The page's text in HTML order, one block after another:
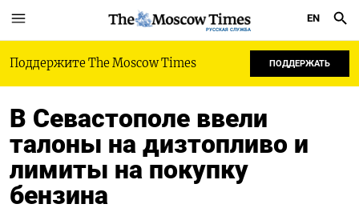
РУССКАЯ СЛУЖБА
EN
Поддержите The Moscow Times ПОДДЕРЖАТЬ
В Севастополе ввели
талоны на дизтопливо и
лимиты на покупку
бензина